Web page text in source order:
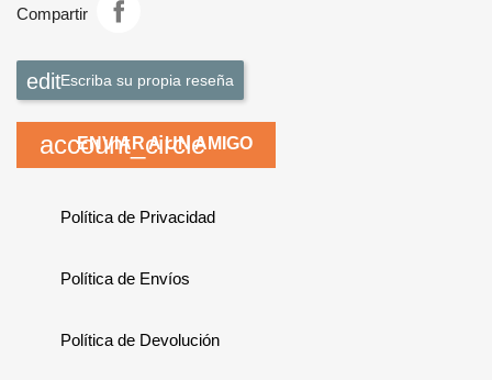
Compartir
Escriba su propia reseña
account_circle
ENVIAR A UN AMIGO
Política de Privacidad
Política de Envíos
Política de Devolución